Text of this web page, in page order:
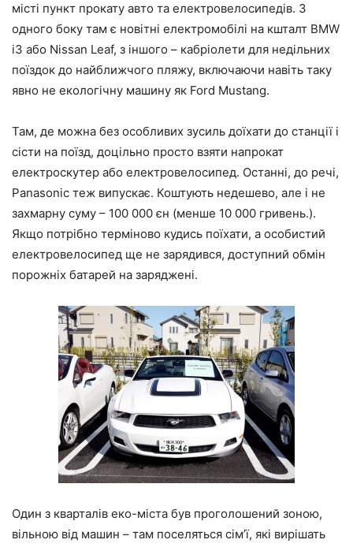
місті пункт прокату авто та електровелосипедів. З
одного боку там є новітні електромобілі на кшталт BMW
i3 або Nissan Leaf, з іншого – кабріолети для недільних
поїздок до найближчого пляжу, включаючи навіть таку
явно не екологічну машину як Ford Mustang.
Там, де можна без особливих зусиль доїхати до станції і
сісти на поїзд, доцільно просто взяти напрокат
електроскутер або електровелосипед. Останні, до речі,
Panasonic теж випускає. Коштують недешево, але і не
захмарну суму – 100 000 єн (менше 10 000 гривень.).
Якщо потрібно терміново кудись поїхати, а особистий
електровелосипед ще не зарядився, доступний обмін
порожніх батарей на заряджені.
Один з кварталів еко-міста був проголошений зоною,
вільною від машин – там поселяться сім’ї, які вирішать